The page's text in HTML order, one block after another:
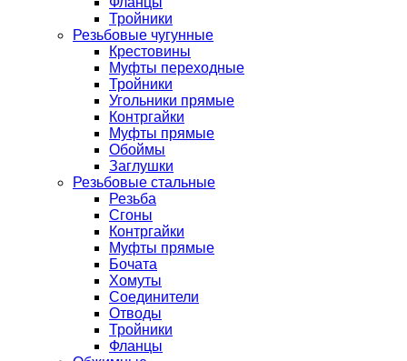
Тройники
Резьбовые чугунные
Крестовины
Муфты переходные
Тройники
Угольники прямые
Контргайки
Муфты прямые
Обоймы
Заглушки
Резьбовые стальные
Резьба
Сгоны
Контргайки
Муфты прямые
Бочата
Хомуты
Соединители
Отводы
Тройники
Фланцы